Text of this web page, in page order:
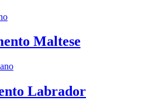
Maltese
Labrador